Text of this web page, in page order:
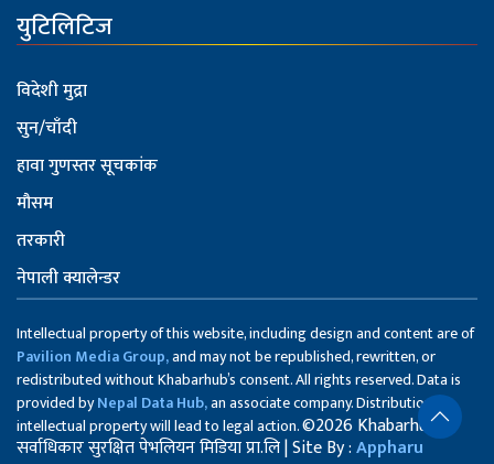
युटिलिटिज
विदेशी मुद्रा
सुन/चाँदी
हावा गुणस्तर सूचकांक
मौसम
तरकारी
नेपाली क्यालेन्डर
Intellectual property of this website, including design and content are of
Pavilion Media Group,and may not be republished, rewritten, or
redistributed without Khabarhub’s consent. All rights reserved. Data is
provided byNepal Data Hub,an associate company. Distribution of
intellectual property will lead to legal action.©2026 Khabarhub
सर्वाधिकार सुरक्षित पेभलियन मिडिया प्रा.लि | Site By :Appharu